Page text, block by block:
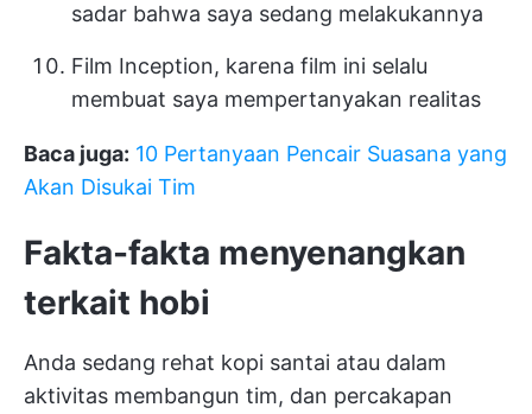
sadar bahwa saya sedang melakukannya
Film Inception, karena film ini selalu
membuat saya mempertanyakan realitas
Baca juga: 10 Pertanyaan Pencair Suasana yang
Akan Disukai Tim
Fakta-fakta menyenangkan
terkait hobi
Anda sedang rehat kopi santai atau dalam
aktivitas membangun tim, dan percakapan